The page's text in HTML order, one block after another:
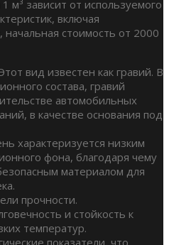
м³ зависит от используемого
включая
начальная стоимость от 2000
вид известен как гравий. В
состава, гравий
автомобильных
в качестве основания под
характеризуется низким
фона, благодаря чему
материалом для
прочности.
и стойкость к
температур.